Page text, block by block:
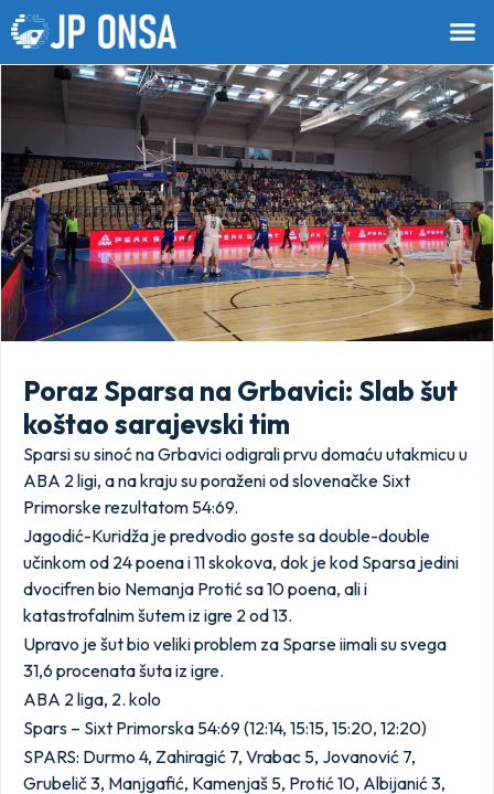
Poraz Sparsa na Grbavici: Slab šut
koštao sarajevski tim
Sparsi su sinoć na Grbavici odigrali prvu domaću utakmicu u
ABA 2 ligi, a na kraju su poraženi od slovenačke Sixt
Primorske rezultatom 54:69.
Jagodić-Kuridža je predvodio goste sa double-double
učinkom od 24 poena i 11 skokova, dok je kod Sparsa jedini
dvocifren bio Nemanja Protić sa 10 poena, ali i
katastrofalnim šutem iz igre 2 od 13.
Upravo je šut bio veliki problem za Sparse iimali su svega
31,6 procenata šuta iz igre.
ABA 2 liga, 2. kolo
Spars – Sixt Primorska 54:69 (12:14, 15:15, 15:20, 12:20)
SPARS: Durmo 4, Zahiragić 7, Vrabac 5, Jovanović 7,
Grubelič 3, Manjgafić, Kamenjaš 5, Protić 10, Albijanić 3,